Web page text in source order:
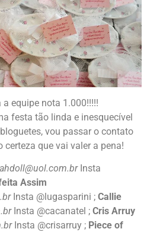
equipe nota 1.000!!!!!
festa tão linda e inesquecível
vou passar o contato
certeza que vai valer a pena!
Insta
Assim
Insta @lugasparini ; Callie
Insta @cacanatel ; Cris Arruy
Insta @crisarruy ; Piece of